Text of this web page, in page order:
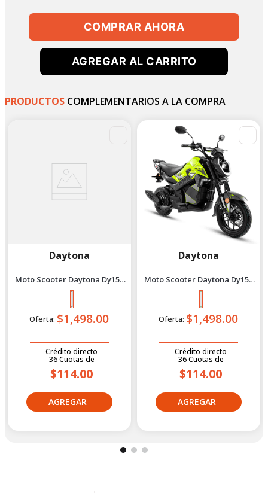
COMPRAR AHORA
AGREGAR AL CARRITO
PRODUCTOS COMPLEMENTARIOS A LA COMPRA
Daytona
Moto Scooter Daytona Dy150
Bit Se Bi 2027 Negro
Oferta: $1,498.00
Crédito directo
36Cuotas de
$114.00
Daytona
Moto Scooter Daytona Dy150
Bit Se Bi 2027 Verde
Oferta: $1,498.00
Crédito directo
36Cuotas de
$114.00